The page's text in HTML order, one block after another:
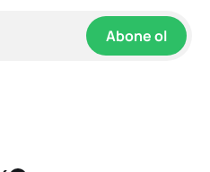
Abone ol